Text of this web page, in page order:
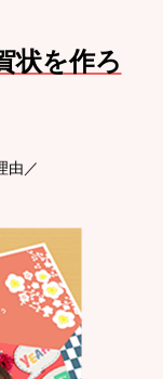
状を作ろ
由／